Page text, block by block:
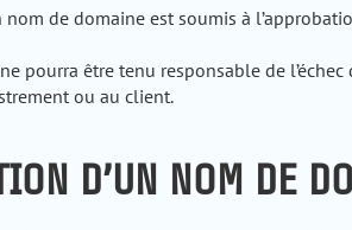
nom de domaine est soumis à
ne pourra être tenu responsable de
ou au client.
D’UN NOM DE